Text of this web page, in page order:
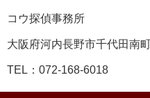
コウ探偵事務所
大阪府河内長野市千代田南
TEL：072-168-6018